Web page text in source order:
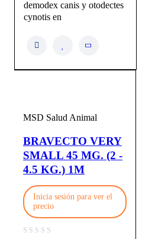
demodex canis y otodectes
cynotis en
MSD Salud Animal
BRAVECTO VERY
SMALL 45 MG. (2 -
4.5 KG.) 1M
Inicia sesión para ver el
precio